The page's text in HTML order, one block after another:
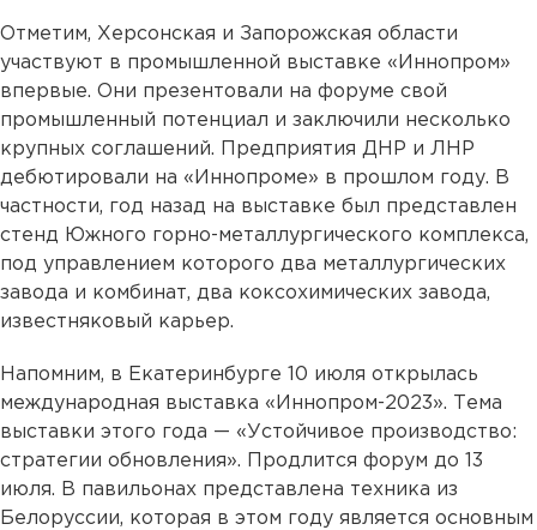
Отметим, Херсонская и Запорожская области
участвуют в промышленной выставке «Иннопром»
впервые. Они презентовали на форуме свой
промышленный потенциал и заключили несколько
крупных соглашений. Предприятия ДНР и ЛНР
дебютировали на «Иннопроме» в прошлом году. В
частности, год назад на выставке был представлен
стенд Южного горно-металлургического комплекса,
под управлением которого два металлургических
завода и комбинат, два коксохимических завода,
известняковый карьер.
Напомним, в Екатеринбурге 10 июля открылась
международная выставка «Иннопром-2023». Тема
выставки этого года — «Устойчивое производство:
стратегии обновления». Продлится форум до 13
июля. В павильонах представлена техника из
Белоруссии, которая в этом году является основным